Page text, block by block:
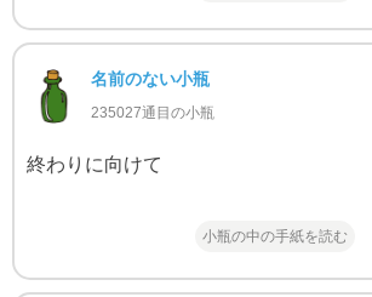
名前のない小瓶
235027通目の小瓶
終わりに向けて
小瓶の中の手紙を読む